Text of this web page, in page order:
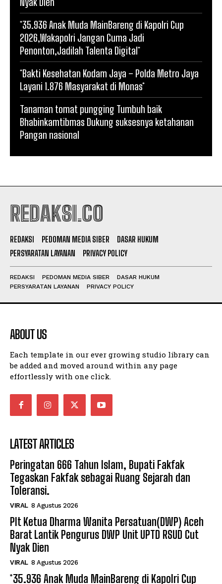
*35.936 Anak Muda MainBareng di Kapolri Cup
2026,Wakapolri Jangan Cuma Jadi
Penonton,Jadilah Talenta Digital*
*Bakti Kesehatan Kodam Jaya – Polda Metro Jaya
Layani 1.876 Masyarakat di Monas*
Tanaman tomat pungging Tumbuh baik
Bhabinkamtibmas Dukung suksesnya ketahanan
Pangan nasional
REDAKSI.CO
REDAKSI PEDOMAN MEDIA SIBER
DASAR HUKUM
PERSYARATAN LAYANAN
PRIVACY POLICY
REDAKSI PEDOMAN MEDIA SIBER
DASAR HUKUM
PERSYARATAN LAYANAN
PRIVACY POLICY
ABOUT US
Each template in our ever growing studio library can
be added and moved around within any page
effortlessly with one click.
LATEST ARTICLES
Peringatan 666 Tahun Islam, Bupati Fakfak
Tegaskan Fakfak sebagai Ruang Sejarah dan
Toleransi.
VIRAL 8 Agustus 2026
Plt Ketua Dharma Wanita Persatuan(DWP) Aceh
Barat Lantik Pengurus DWP Unit UPTD RSUD Cut
Nyak Dien
VIRAL 8 Agustus 2026
*35.936 Anak Muda MainBareng di Kapolri Cup